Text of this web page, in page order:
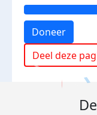
Doneer
Deel deze